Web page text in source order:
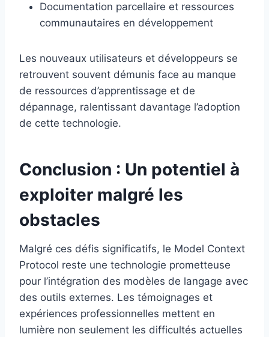
Documentation parcellaire et ressources
communautaires en développement
Les nouveaux utilisateurs et développeurs se
retrouvent souvent démunis face au manque
de ressources d’apprentissage et de
dépannage, ralentissant davantage l’adoption
de cette technologie.
Conclusion : Un potentiel à
exploiter malgré les
obstacles
Malgré ces défis significatifs, le Model Context
Protocol reste une technologie prometteuse
pour l’intégration des modèles de langage avec
des outils externes. Les témoignages et
expériences professionnelles mettent en
lumière non seulement les difficultés actuelles